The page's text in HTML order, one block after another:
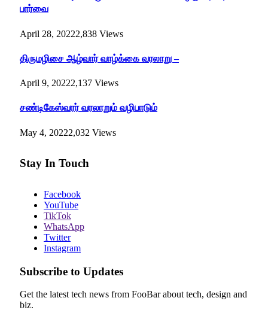
பார்வை
April 28, 20222,838 Views
திருமழிசை ஆழ்வார் வாழ்க்கை வரலாறு –
April 9, 20222,137 Views
சண்டிகேஸ்வரர் வரலாறும் வழிபாடும்
May 4, 20222,032 Views
Stay In Touch
Facebook
YouTube
TikTok
WhatsApp
Twitter
Instagram
Subscribe to Updates
Get the latest tech news from FooBar about tech, design and
biz.